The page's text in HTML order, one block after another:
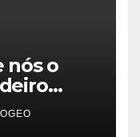
nós o
de